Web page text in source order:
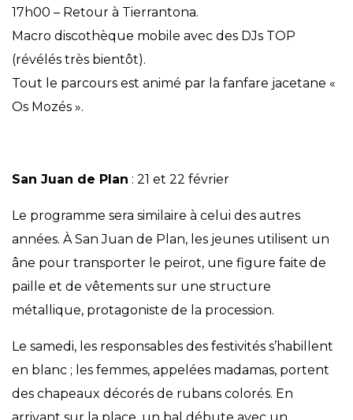
17h00 – Retour à Tierrantona.
Macro discothèque mobile avec des DJs TOP
(révélés très bientôt).
Tout le parcours est animé par la fanfare jacetane «
Os Mozés ».
San Juan de Plan : 21 et 22 février
Le programme sera similaire à celui des autres
années. À San Juan de Plan, les jeunes utilisent un
âne pour transporter le peirot, une figure faite de
paille et de vêtements sur une structure
métallique, protagoniste de la procession.
Le samedi, les responsables des festivités s’habillent
en blanc ; les femmes, appelées madamas, portent
des chapeaux décorés de rubans colorés. En
arrivant sur la place, un bal débute avec un